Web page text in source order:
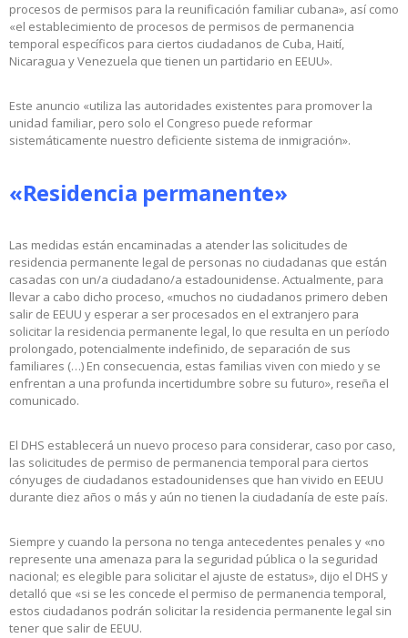
procesos de permisos para la reunificación familiar cubana», así como
«el establecimiento de procesos de permisos de permanencia
temporal específicos para ciertos ciudadanos de Cuba, Haití,
Nicaragua y Venezuela que tienen un partidario en EEUU».
Este anuncio «utiliza las autoridades existentes para promover la
unidad familiar, pero solo el Congreso puede reformar
sistemáticamente nuestro deficiente sistema de inmigración».
«Residencia permanente»
Las medidas están encaminadas a atender las solicitudes de
residencia permanente legal de personas no ciudadanas que están
casadas con un/a ciudadano/a estadounidense. Actualmente, para
llevar a cabo dicho proceso, «muchos no ciudadanos primero deben
salir de EEUU y esperar a ser procesados en el extranjero para
solicitar la residencia permanente legal, lo que resulta en un período
prolongado, potencialmente indefinido, de separación de sus
familiares (…) En consecuencia, estas familias viven con miedo y se
enfrentan a una profunda incertidumbre sobre su futuro», reseña el
comunicado.
El DHS establecerá un nuevo proceso para considerar, caso por caso,
las solicitudes de permiso de permanencia temporal para ciertos
cónyuges de ciudadanos estadounidenses que han vivido en EEUU
durante diez años o más y aún no tienen la ciudadanía de este país.
Siempre y cuando la persona no tenga antecedentes penales y «no
represente una amenaza para la seguridad pública o la seguridad
nacional; es elegible para solicitar el ajuste de estatus», dijo el DHS y
detalló que «si se les concede el permiso de permanencia temporal,
estos ciudadanos podrán solicitar la residencia permanente legal sin
tener que salir de EEUU.